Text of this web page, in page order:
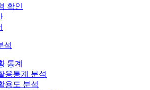
확인
석
통계
용통계 분석
용도 분석